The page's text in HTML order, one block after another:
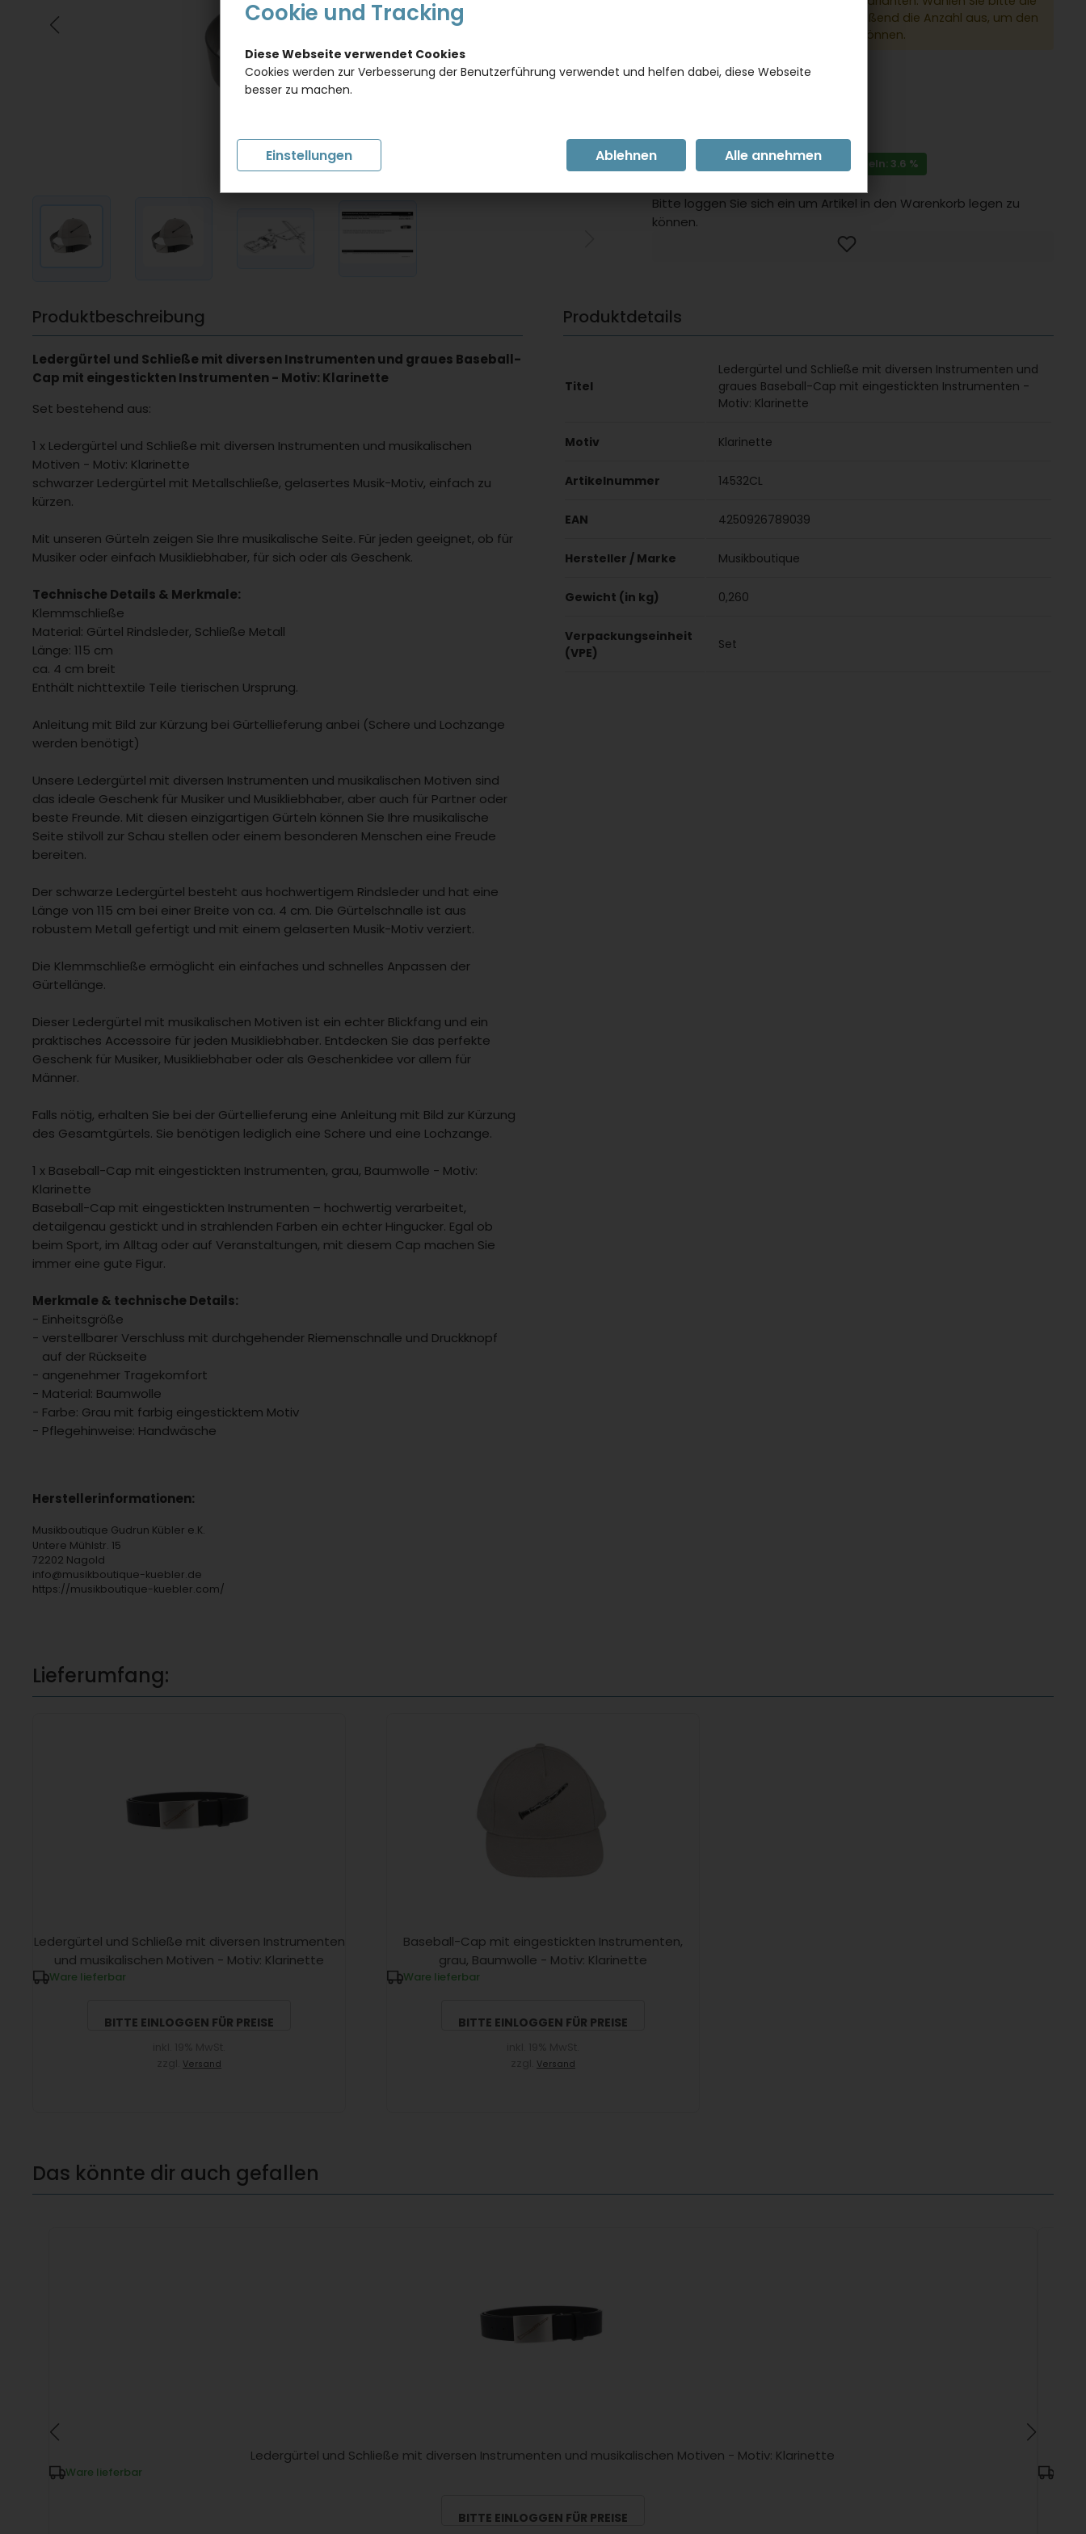
gewünschte Variante und anschließend die Anzahl aus, um den
Artikel in den Warenkorb legen zu können.
Artikelnummer: 14532CL
Ersparnis im Vergleich zu Einzelartikeln: 3.6 %
Bitte loggen Sie sich ein um Artikel in den Warenkorb legen zu
können.
Produktbeschreibung
Ledergürtel und Schließe mit diversen Instrumenten und graues Baseball-
Cap mit eingestickten Instrumenten - Motiv: Klarinette
Set bestehend aus:
1 x Ledergürtel und Schließe mit diversen Instrumenten und musikalischen
Motiven - Motiv: Klarinette
schwarzer Ledergürtel mit Metallschließe, gelasertes Musik-Motiv, einfach zu
kürzen.
Mit unseren Gürteln zeigen Sie Ihre musikalische Seite. Für jeden geeignet, ob für
Musiker oder einfach Musikliebhaber, für sich oder als Geschenk.
Technische Details & Merkmale:
Klemmschließe
Material: Gürtel Rindsleder, Schließe Metall
Länge: 115 cm
ca. 4 cm breit
Enthält nichttextile Teile tierischen Ursprung.
Anleitung mit Bild zur Kürzung bei Gürtellieferung anbei (Schere und Lochzange
werden benötigt)
Unsere Ledergürtel mit diversen Instrumenten und musikalischen Motiven sind
das ideale Geschenk für Musiker und Musikliebhaber, aber auch für Partner oder
beste Freunde. Mit diesen einzigartigen Gürteln können Sie Ihre musikalische
Seite stilvoll zur Schau stellen oder einem besonderen Menschen eine Freude
bereiten.
Der schwarze Ledergürtel besteht aus hochwertigem Rindsleder und hat eine
Länge von 115 cm bei einer Breite von ca. 4 cm. Die Gürtelschnalle ist aus
robustem Metall gefertigt und mit einem gelaserten Musik-Motiv verziert.
Die Klemmschließe ermöglicht ein einfaches und schnelles Anpassen der
Gürtellänge.
Dieser Ledergürtel mit musikalischen Motiven ist ein echter Blickfang und ein
praktisches Accessoire für jeden Musikliebhaber. Entdecken Sie das perfekte
Geschenk für Musiker, Musikliebhaber oder als Geschenkidee vor allem für
Männer.
Falls nötig, erhalten Sie bei der Gürtellieferung eine Anleitung mit Bild zur Kürzung
des Gesamtgürtels. Sie benötigen lediglich eine Schere und eine Lochzange.
1 x Baseball-Cap mit eingestickten Instrumenten, grau, Baumwolle - Motiv:
Klarinette
Baseball-Cap mit eingestickten Instrumenten – hochwertig verarbeitet,
detailgenau gestickt und in strahlenden Farben ein echter Hingucker. Egal ob
beim Sport, im Alltag oder auf Veranstaltungen, mit diesem Cap machen Sie
immer eine gute Figur.
Merkmale & technische Details:
- Einheitsgröße
- verstellbarer Verschluss mit durchgehender Riemenschnalle und Druckknopf
auf der Rückseite
- angenehmer Tragekomfort
- Material: Baumwolle
- Farbe: Grau mit farbig eingesticktem Motiv
- Pflegehinweise: Handwäsche
Herstellerinformationen:
Musikboutique Gudrun Kübler e.K.
Untere Mühlstr. 15
72202 Nagold
info@musikboutique-kuebler.de
https://musikboutique-kuebler.com/
Produktdetails
Titel
Ledergürtel und Schließe mit diversen Instrumenten und
graues Baseball-Cap mit eingestickten Instrumenten -
Motiv: Klarinette
Motiv Klarinette
Artikelnummer 14532CL
EAN 4250926789039
Hersteller / Marke Musikboutique
Gewicht (in kg) 0,260
Verpackungseinheit
(VPE)
Set
Lieferumfang:
Ledergürtel und Schließe mit diversen Instrumenten
und musikalischen Motiven - Motiv: Klarinette
Ware lieferbar
BITTE EINLOGGEN FÜR PREISE
Versand
Baseball-Cap mit eingestickten Instrumenten,
grau, Baumwolle - Motiv: Klarinette
Ware lieferbar
BITTE EINLOGGEN FÜR PREISE
Versand
Das könnte dir auch gefallen
Ledergürtel und Schließe mit diversen Instrumenten und musikalischen Motiven - Motiv: Klarinette
Ware lieferbar
BITTE EINLOGGEN FÜR PREISE
Cookie und Tracking
Diese Webseite verwendet Cookies
Cookies werden zur Verbesserung der Benutzerführung verwendet und helfen dabei, diese Webseite
besser zu machen.
Einstellungen